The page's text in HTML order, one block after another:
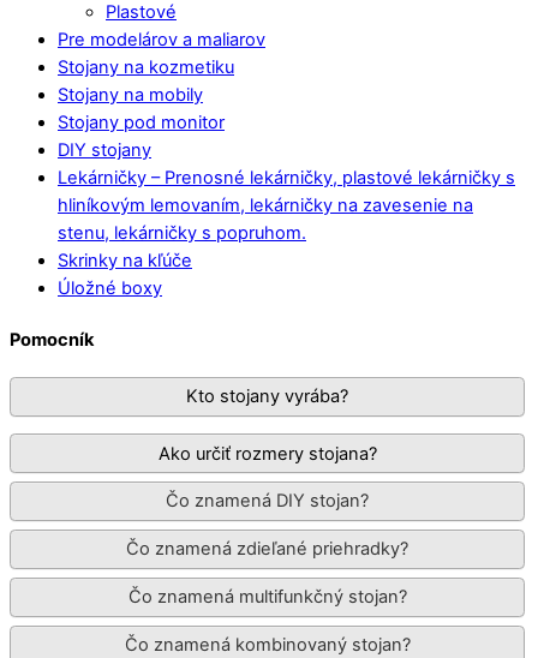
Plastové
Pre modelárov a maliarov
Stojany na kozmetiku
Stojany na mobily
Stojany pod monitor
DIY stojany
Lekárničky – Prenosné lekárničky, plastové lekárničky s
hliníkovým lemovaním, lekárničky na zavesenie na
stenu, lekárničky s popruhom.
Skrinky na kľúče
Úložné boxy
Pomocník
Kto stojany vyrába?
Ako určiť rozmery stojana?
Čo znamená DIY stojan?
Čo znamená zdieľané priehradky?
Čo znamená multifunkčný stojan?
Čo znamená kombinovaný stojan?